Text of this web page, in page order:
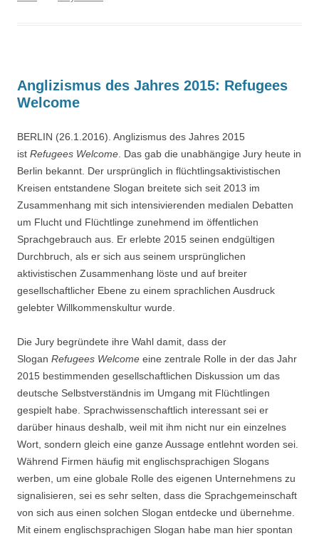
Anglizismus des Jahres 2015: Refugees
Welcome
BERLIN (26.1.2016). Anglizismus des Jahres 2015
ist Refugees Welcome . Das gab die unabhängige Jury heute in
Berlin bekannt. Der ursprünglich in flüchtlingsaktivistischen
Kreisen entstandene Slogan breitete sich seit 2013 im
Zusammenhang mit sich intensivierenden medialen Debatten
um Flucht und Flüchtlinge zunehmend im öffentlichen
Sprachgebrauch aus. Er erlebte 2015 seinen endgültigen
Durchbruch, als er sich aus seinem ursprünglichen
aktivistischen Zusammenhang löste und auf breiter
gesellschaftlicher Ebene zu einem sprachlichen Ausdruck
gelebter Willkommenskultur wurde.
Die Jury begründete ihre Wahl damit, dass der
Slogan Refugees Welcome eine zentrale Rolle in der das Jahr
2015 bestimmenden gesellschaftlichen Diskussion um das
deutsche Selbstverständnis im Umgang mit Flüchtlingen
gespielt habe. Sprachwissenschaftlich interessant sei er
darüber hinaus deshalb, weil mit ihm nicht nur ein einzelnes
Wort, sondern gleich eine ganze Aussage entlehnt worden sei.
Während Firmen häufig mit englischsprachigen Slogans
werben, um eine globale Rolle des eigenen Unternehmens zu
signalisieren, sei es sehr selten, dass die Sprachgemeinschaft
von sich aus einen solchen Slogan entdecke und übernehme.
Mit einem englischsprachigen Slogan habe man hier spontan